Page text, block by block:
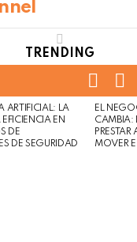
TRENDING
ARTIFICIAL: LA
EN
DE
DE SEGURIDAD
EL
CAMBIA:
MOVER